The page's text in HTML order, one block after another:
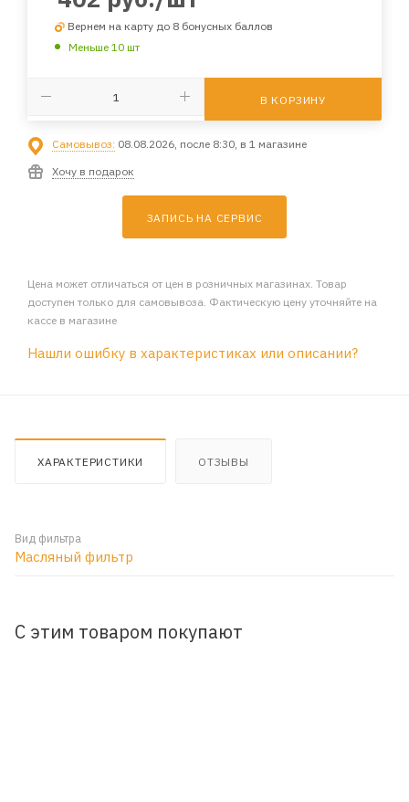
Вернем на карту до 8 бонусных баллов
Меньше 10 шт
В КОРЗИНУ
Самовывоз: 08.08.2026, после 8:30, в 1 магазине
Хочу в подарок
ЗАПИСЬ НА СЕРВИС
Цена может отличаться от цен в розничных магазинах. Товар
доступен только для самовывоза. Фактическую цену уточняйте на
кассе в магазине
Нашли ошибку в характеристиках или описании?
ХАРАКТЕРИСТИКИ ОТЗЫВЫ
Вид фильтра
Масляный фильтр
С этим товаром покупают